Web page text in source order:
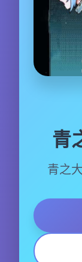
青
青之